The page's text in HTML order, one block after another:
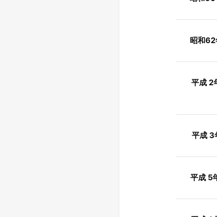
昭和
平成 2
平成 3
平成 5